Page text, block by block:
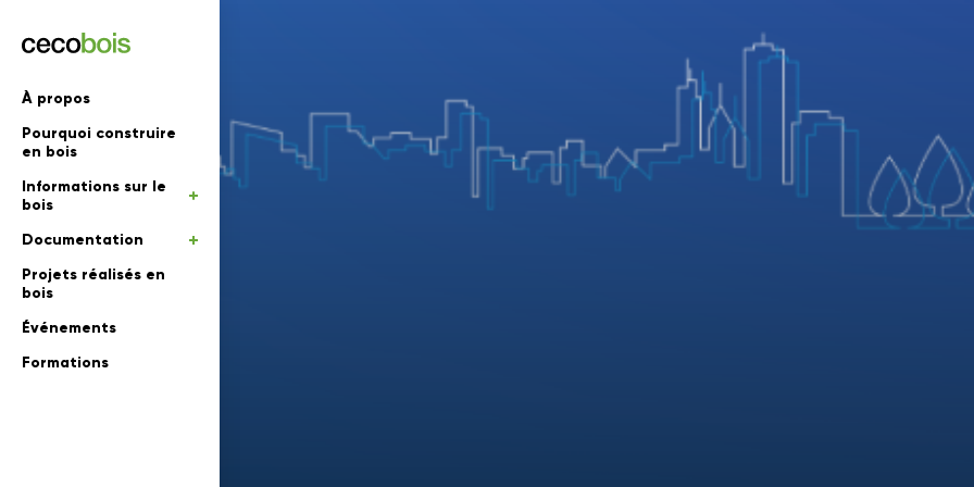
À propos
Pourquoi construire
en bois
Informations sur le
bois
Documentation
Projets réalisés en
bois
Événements
Formations
en bois